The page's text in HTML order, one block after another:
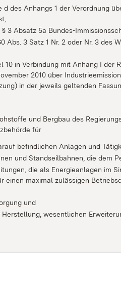
des Anhangs 1 der Verordnung
3 Absatz 5a Bundes-
Abs. 3 Satz 1 Nr. 2 oder Nr. 3 des
in Verbindung mit Anhang I der
2010 über
in der jeweils geltenden
und Bergbau des
für
befindlichen Anlagen und
und Standseilbahnen, die dem
die als Energieanlagen im
einen maximal zulässigen
und
wesentlichen